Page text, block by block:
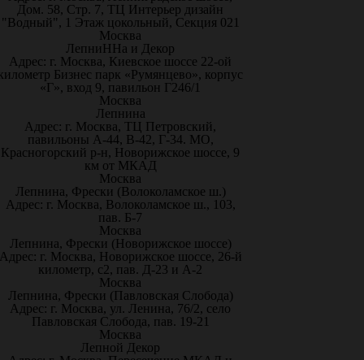
Дом. 58, Стр. 7, ТЦ Интерьер дизайн
"Водный", 1 Этаж цокольный, Секция 021
Москва
ЛепниННа и Декор
Адрес: г. Москва, Киевское шоссе 22-ой
Бизнес парк «Румянцево», корпус
«Г», вход 9, павильон Г246/1
Москва
Лепнина
Адрес: г. Москва, ТЦ Петровский,
павильоны А-44, В-42, Г-34. МО,
Красногорский р-н, Новорижское шоссе, 9
км от МКАД
Москва
Лепнина, Фрески (Волоколамское ш.)
Адрес: г. Москва, Волоколамское ш., 103,
пав. Б-7
Москва
Лепнина, Фрески (Новорижское шоссе)
г. Москва, Новорижское шоссе, 26-й
километр, с2, пав. Д-23 и А-2
Москва
Лепнина, Фрески (Павловская Слобода)
Адрес: г. Москва, ул. Ленина, 76/2, село
Павловская Слобода, пав. 19-21
Москва
Лепной Декор